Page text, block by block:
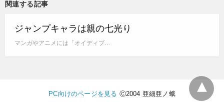
関連する記事
ジャンプキャラは親の七光り
マンガやアニメには「オイディプ…
PC向けのページを見る Ⓒ2004 亜細亜ノ蛾